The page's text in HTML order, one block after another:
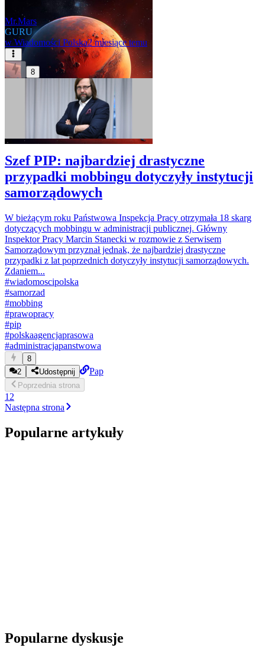
Mr.Mars
GURU
w Wiadomości Polska2 miesiące temu
8
Szef PIP: najbardziej drastyczne
przypadki mobbingu dotyczyły instytucji
samorządowych
W bieżącym roku Państwowa Inspekcja Pracy otrzymała 18 skarg
dotyczących mobbingu w administracji publicznej. Główny
Inspektor Pracy Marcin Stanecki w rozmowie z Serwisem
Samorządowym przyznał jednak, że najbardziej drastyczne
przypadki z lat poprzednich dotyczyły instytucji samorządowych.
Zdaniem...
#wiadomoscipolska
#samorzad
#mobbing
#prawopracy
#pip
#polskaagencjaprasowa
#administracjapanstwowa
8
2
Udostępnij Pap
Poprzednia strona
12
Następna strona
Popularne artykuły
Popularne dyskusje